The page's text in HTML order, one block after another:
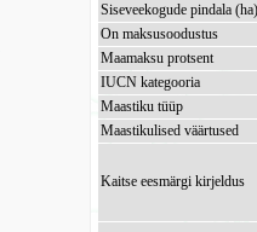
Siseveekogude pindala (ha)
On maksusoodustus
Maamaksu protsent
IUCN kategooria
Maastiku tüüp
Maastikulised väärtused
Kaitse eesmärgi kirjeldus